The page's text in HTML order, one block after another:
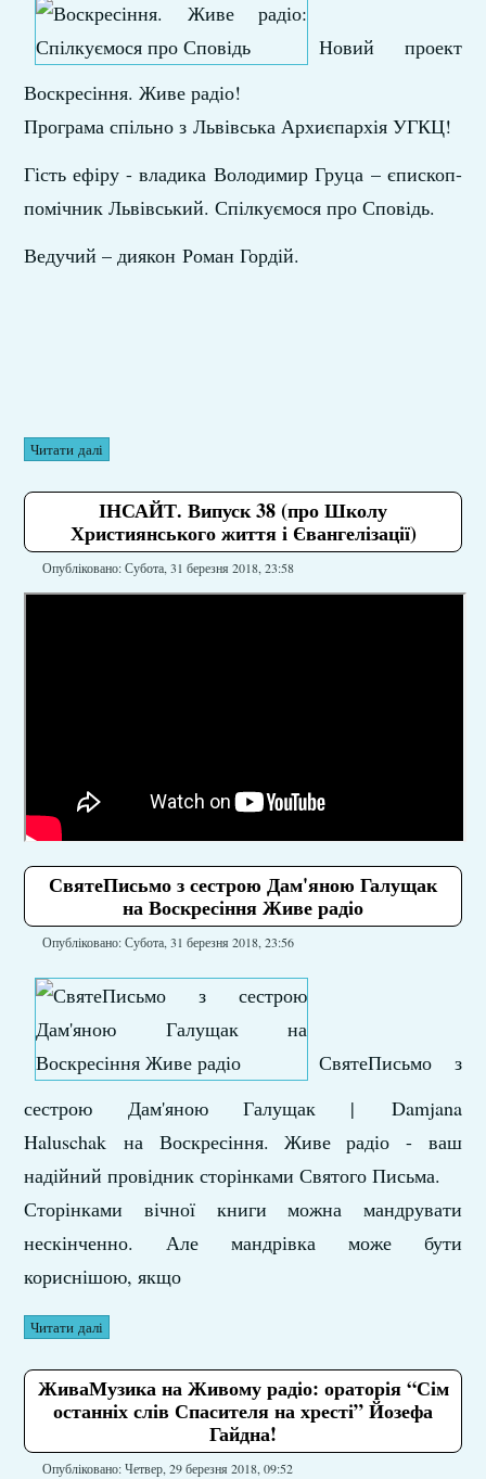
Новий проект
Воскресіння. Живе радіо!
Програма спільно з Львівська Архиєпархія УГКЦ!
Гість ефіру - владика Володимир Груца – єпископ-
помічник Львівський. Спілкуємося про Сповідь.
Ведучий – диякон Роман Гордій.
Читати далі
ІНСАЙТ. Випуск 38 (про Школу
Християнського життя і Євангелізації)
Опубліковано: Субота, 31 березня 2018, 23:58
СвятеПисьмо з сестрою Дам'яною Галущак
на Воскресіння Живе радіо
Опубліковано: Субота, 31 березня 2018, 23:56
СвятеПисьмо з
сестрою Дам'яною Галущак | Damjana
Haluschak на Воскресіння. Живе радіо - ваш
надійний провідник сторінками Святого Письма.
Сторінками вічної книги можна мандрувати
нескінченно. Але мандрівка може бути
кориснішою, якщо
Читати далі
ЖиваМузика на Живому радіо: ораторія “Сім
останніх слів Спасителя на хресті” Йозефа
Гайдна!
Опубліковано: Четвер, 29 березня 2018, 09:52